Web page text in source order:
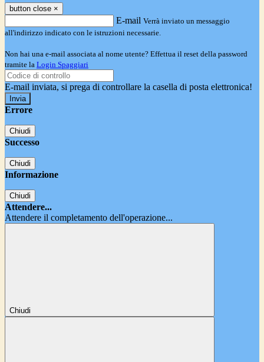
button close ×
E-mail Verrà inviato un messaggio
all'indirizzo indicato con le istruzioni necessarie.
Non hai una e-mail associata al nome utente? Effettua il reset della password
tramite la Login Spaggiari
E-mail inviata, si prega di controllare la casella di posta elettronica!
Errore
Chiudi
Successo
Chiudi
Informazione
Chiudi
Attendere...
Attendere il completamento dell'operazione...
Chiudi